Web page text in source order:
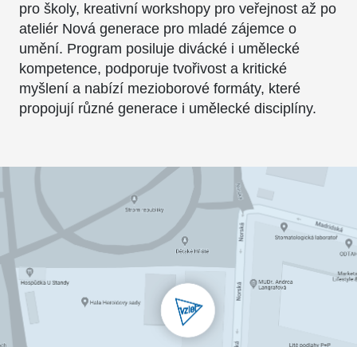
pro školy, kreativní workshopy pro veřejnost až po
ateliér Nová generace pro mladé zájemce o
umění. Program posiluje divácké i umělecké
kompetence, podporuje tvořivost a kritické
myšlení a nabízí mezioborové formáty, které
propojují různé generace i umělecké disciplíny.